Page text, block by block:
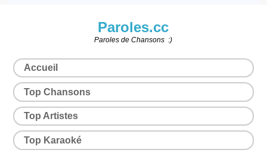
Paroles.cc
Paroles de Chansons :)
Accueil
Top Chansons
Top Artistes
Top Karaoké